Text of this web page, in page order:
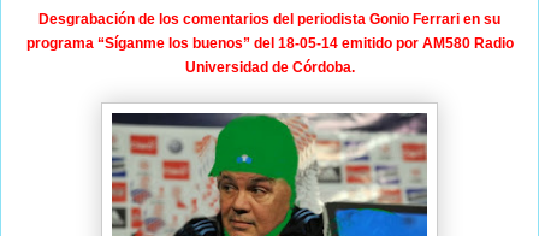
Desgrabación de los comentarios del periodista Gonio Ferrari en su
programa “Síganme los buenos” del 18-05-14 emitido por AM580 Radio
Universidad de Córdoba.